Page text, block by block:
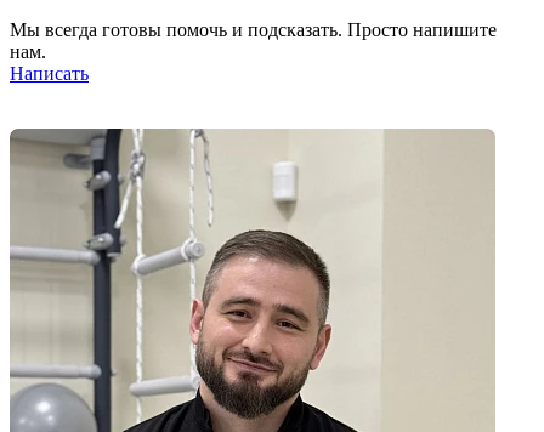
Мы всегда готовы помочь и подсказать. Просто напишите
нам.
Написать